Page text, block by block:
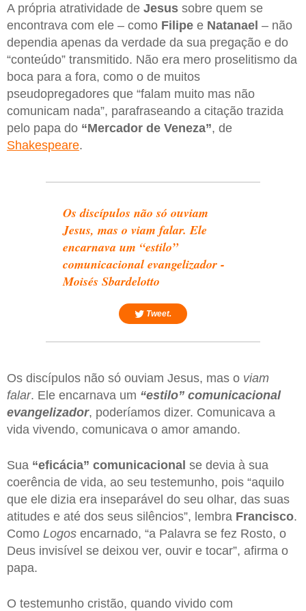
A própria atratividade de Jesus sobre quem se
encontrava com ele – como Filipe e Natanael – não
dependia apenas da verdade da sua pregação e do
“conteúdo” transmitido. Não era mero proselitismo da
boca para a fora, como o de muitos
pseudopregadores que “falam muito mas não
comunicam nada”, parafraseando a citação trazida
pelo papa do “Mercador de Veneza”, de
Shakespeare.
Os discípulos não só ouviam
Jesus, mas o viam falar. Ele
encarnava um “estilo”
comunicacional evangelizador -
Moisés Sbardelotto
Tweet.
Os discípulos não só ouviam Jesus, mas o viam
falar. Ele encarnava um “estilo” comunicacional
evangelizador, poderíamos dizer. Comunicava a
vida vivendo, comunicava o amor amando.
Sua “eficácia” comunicacional se devia à sua
coerência de vida, ao seu testemunho, pois “aquilo
que ele dizia era inseparável do seu olhar, das suas
atitudes e até dos seus silêncios”, lembra Francisco.
Como Logos encarnado, “a Palavra se fez Rosto, o
Deus invisível se deixou ver, ouvir e tocar”, afirma o
papa.
O testemunho cristão, quando vivido com